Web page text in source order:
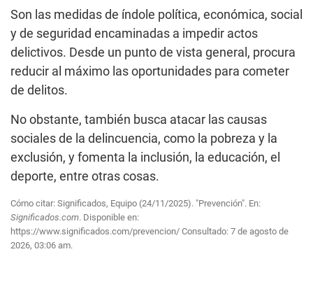
Son las medidas de índole política, económica, social
y de seguridad encaminadas a impedir actos
delictivos. Desde un punto de vista general, procura
reducir al máximo las oportunidades para cometer
de delitos.
No obstante, también busca atacar las causas
sociales de la delincuencia, como la pobreza y la
exclusión, y fomenta la inclusión, la educación, el
deporte, entre otras cosas.
Cómo citar: Significados, Equipo (24/11/2025). "Prevención". En:
Significados.com. Disponible en:
https://www.significados.com/prevencion/ Consultado: 7 de agosto de
2026, 03:06 am.